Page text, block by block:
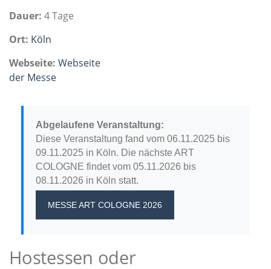
Dauer: 4 Tage
Ort: Köln
Webseite: Webseite
der Messe
Abgelaufene Veranstaltung:
Diese Veranstaltung fand vom 06.11.2025 bis
09.11.2025 in Köln. Die nächste ART
COLOGNE findet vom 05.11.2026 bis
08.11.2026 in Köln statt.
MESSE ART COLOGNE 2026
Hostessen oder